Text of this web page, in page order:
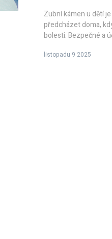
Zubní kámen u dětí
předcházet doma,
bolesti. Bezpečné a
listopadu 9 2025